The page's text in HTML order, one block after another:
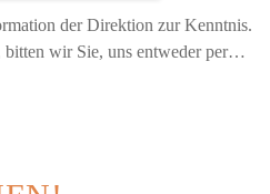
der Direktion zur Kenntnis.
bitten wir Sie, uns entweder per…